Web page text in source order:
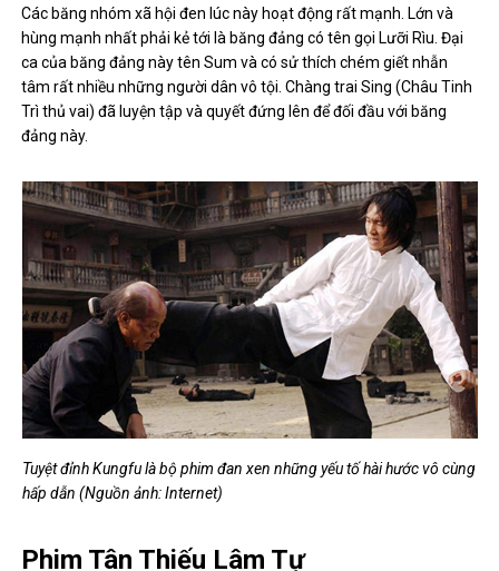
Các băng nhóm xã hội đen lúc này hoạt động rất mạnh. Lớn và
hùng mạnh nhất phải kẻ tới là băng đảng có tên gọi Lưỡi Rìu. Đại
ca của băng đảng này tên Sum và có sử thích chém giết nhẫn
tâm rất nhiều những người dân vô tội. Chàng trai Sing (Châu Tinh
Trì thủ vai) đã luyện tập và quyết đứng lên để đối đầu với băng
đảng này.
Tuyệt đỉnh Kungfu là bộ phim đan xen những yếu tố hài hước vô cùng
hấp dẫn (Nguồn ảnh: Internet)
Phim Tân Thiếu Lâm Tự